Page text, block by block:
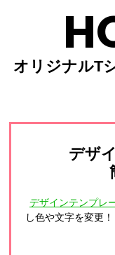
オリジナルT
デザ
デザインテンプレ
し色や文字を変更！